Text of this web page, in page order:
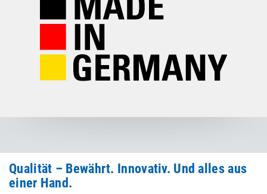
Qualität – Bewährt. Innovativ. Und alles aus
einer Hand.